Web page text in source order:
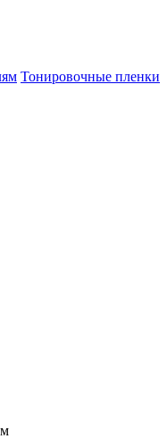
Тонировочные пленки